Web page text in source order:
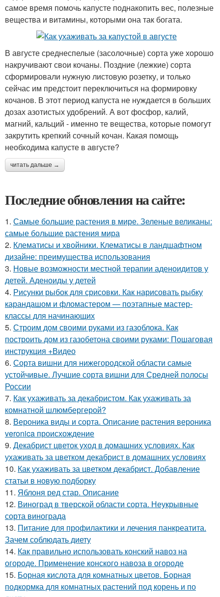
самое время помочь капусте поднакопить вес, полезные
вещества и витамины, которыми она так богата.
В августе среднеспелые (засолочные) сорта уже хорошо
накручивают свои кочаны. Поздние (лежкие) сорта
сформировали нужную листовую розетку, и только
сейчас им предстоит переключиться на формировку
кочанов. В этот период капуста не нуждается в больших
дозах азотистых удобрений. А вот фосфор, калий,
магний, кальций - именно те вещества, которые помогут
закрутить крепкий сочный кочан. Какая помощь
необходима капусте в августе?
читать дальше →
Последние обновления на сайте:
1. Самые большие растения в мире. Зеленые великаны:
самые большие растения мира
2. Клематисы и хвойники. Клематисы в ландшафтном
дизайне: преимущества использования
3. Новые возможности местной терапии аденоидитов у
детей. Аденоиды у детей
4. Рисунки рыбок для срисовки. Как нарисовать рыбку
карандашом и фломастером — поэтапные мастер-
классы для начинающих
5. Строим дом своими руками из газоблока. Как
построить дом из газобетона своими руками: Пошаговая
инструкция +Видео
6. Сорта вишни для нижегородской области самые
устойчивые. Лучшие сорта вишни для Средней полосы
России
7. Как ухаживать за декабристом. Как ухаживать за
комнатной шлюмбергерой?
8. Вероника виды и сорта. Описание растения вероника
veronica происхождение
9. Декабрист цветок уход в домашних условиях. Как
ухаживать за цветком декабрист в домашних условиях
10. Как ухаживать за цветком декабрист. Добавление
статьи в новую подборку
11. Яблоня ред стар. Описание
12. Виноград в тверской области сорта. Неукрывные
сорта винограда
13. Питание для профилактики и лечения панкреатита.
Зачем соблюдать диету
14. Как правильно использовать конский навоз на
огороде. Применение конского навоза в огороде
15. Борная кислота для комнатных цветов. Борная
подкормка для комнатных растений под корень и по